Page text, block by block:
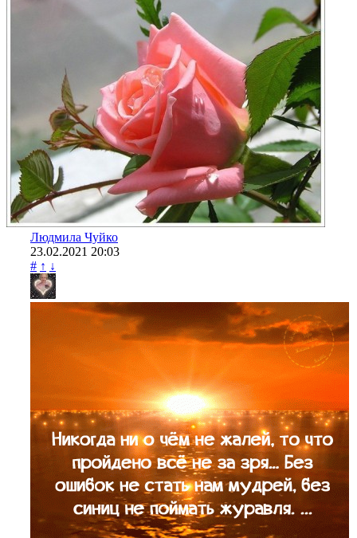
Людмила Чуйко
23.02.2021 20:03
# ↑ ↓